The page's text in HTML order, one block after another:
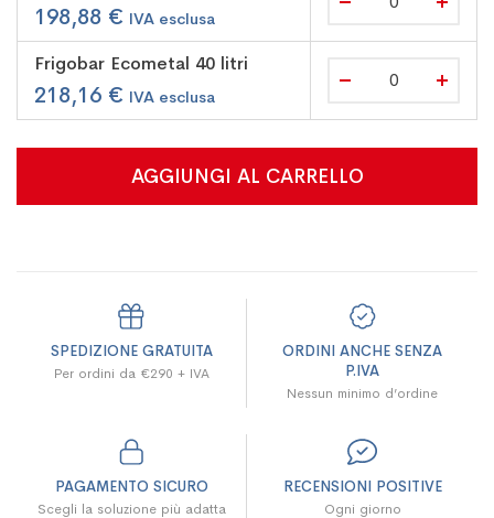
198,88 €
Frigobar Ecometal 40 litri
218,16 €
AGGIUNGI AL CARRELLO
SPEDIZIONE GRATUITA
Per ordini da €290 + IVA
ORDINI ANCHE SENZA
P.IVA
Nessun minimo d’ordine
PAGAMENTO SICURO
Scegli la soluzione più adatta
RECENSIONI POSITIVE
Ogni giorno